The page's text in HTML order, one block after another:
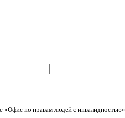
«Офис по правам людей с инвалидностью»